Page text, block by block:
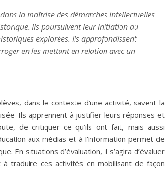
la maîtrise des démarches intellectuelles
Ils poursuivent leur initiation au
explorées. Ils approfondissent
en les mettant en relation avec un
dans le contexte d’une activité, savent la
Ils apprennent à justifier leurs réponses et
de critiquer ce qu’ils ont fait, mais aussi
aux médias et à l’information permet de
En situations d’évaluation, il s’agira d’évaluer
traduire ces activités en mobilisant de façon